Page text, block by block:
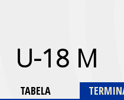
U-18 M
TABELA